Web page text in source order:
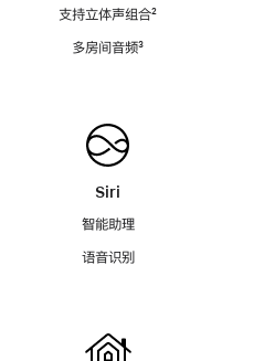
支持立体声组合脚
²
多房间音频脚
³
Siri
智能助理
语音识别